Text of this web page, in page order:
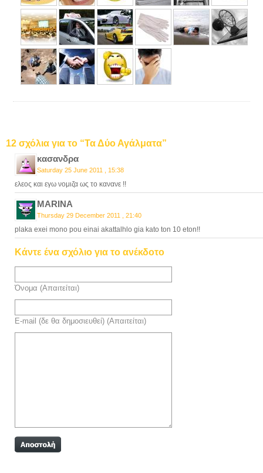
12 σχόλια για το “Τα Δύο Αγάλματα”
κασανδρα
Saturday 25 June 2011 , 15:38
ελεος και εγω νομιζα ως το κανανε !!
MARINA
Thursday 29 December 2011 , 21:40
plaka exei mono pou einai akattalhlo gia kato ton 10 eton!!
Κάντε ένα σχόλιο για το ανέκδοτο
Όνομα (Απαιτείται)
E-mail (δε θα δημοσιευθεί) (Απαιτείται)